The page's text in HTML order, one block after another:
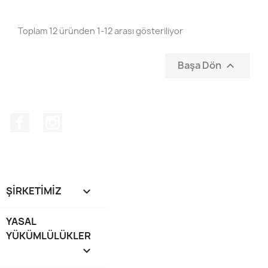
Toplam 12 üründen 1-12 arası gösteriliyor
Başa Dön 
ŞIRKETIMIZ 
YASAL
YÜKÜMLÜLÜKLER
